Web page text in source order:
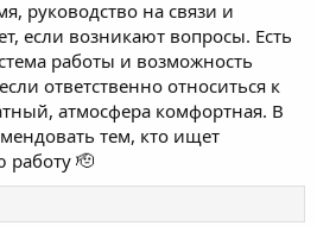
уже несколько месяцев.
руководство на связи и
если возникают вопросы. Есть
работы и возможность
ответственно относиться к
атмосфера комфортная. В
тем, кто ищет
работу 🫡